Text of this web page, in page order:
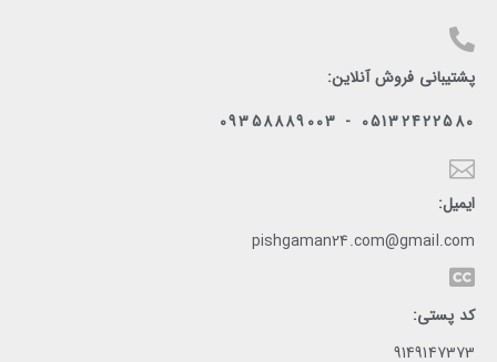
پشتیبانی فروش آنلاین:
05132422580 - 09358889003
ایمیل:
pishgaman24.com@gmail.com
کد پستی:
9149147373